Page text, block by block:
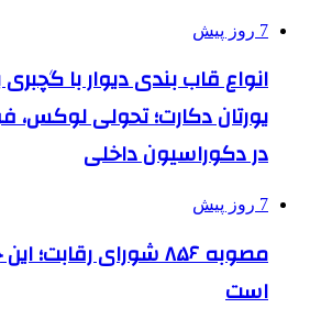
7 روز پیش
انواع قاب بندی دیوار با
یورتان دکارت؛ تحولی لوکس،
در دکوراسیون داخلی
7 روز پیش
مصوبه ۸۵۶ شورای
است